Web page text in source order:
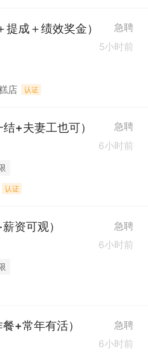
成＋绩效奖金） 急聘
5小时前
店 认证
+夫妻工也可） 急聘
6小时前
认证
资可观） 急聘
6小时前
+常年有活） 急聘
6小时前